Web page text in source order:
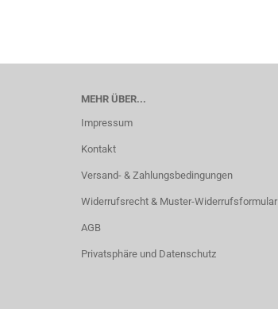
MEHR ÜBER...
Impressum
Kontakt
Versand- & Zahlungsbedingungen
Widerrufsrecht & Muster-Widerrufsformular
AGB
Privatsphäre und Datenschutz